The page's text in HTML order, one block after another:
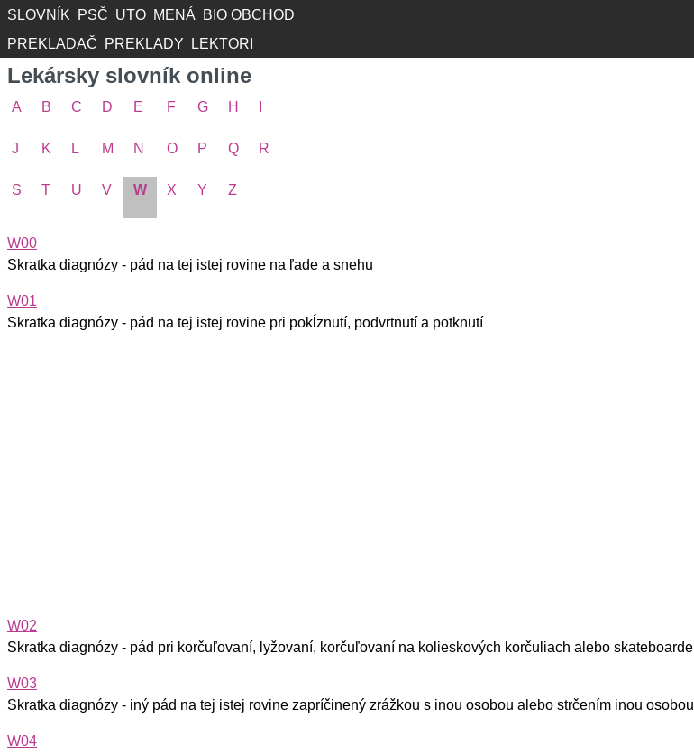
SLOVNÍK PSČ UTO MENÁ
BIO OBCHOD
PREKLADAČ
PREKLADY LEKTORI
Lekársky slovník online
A B C D E F G H
J K L M N O P Q R
S T U V W X Y Z
W00
Skratka diagnózy - pád na tej istej rovine na ľade a snehu
W01
Skratka diagnózy - pád na tej istej rovine pri pokĺznutí, podvrtnutí a potknutí
W02
Skratka diagnózy - pád pri korčuľovaní, lyžovaní, korčuľovaní na kolieskových korčuliach alebo skateboarde
W03
Skratka diagnózy - iný pád na tej istej rovine zapríčinený zrážkou s inou osobou alebo strčením inou osobou
W04